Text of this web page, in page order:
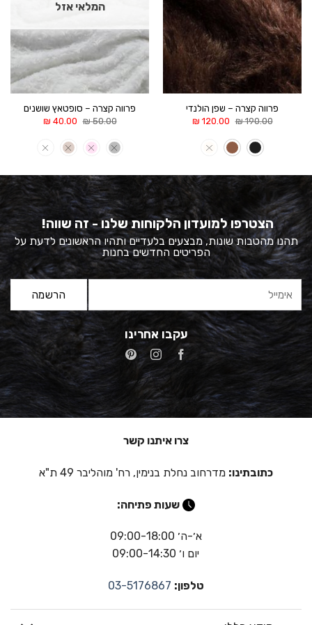
פרווה קצרה – שפן הולנדי
190.00
₪ המחיר
היה:
190.00 ₪.
120.00
₪
המלאי אזל
פרווה קצרה – סופטאץ שושנים
50.00
₪ המחיר
50.00 ₪.
40.00
₪
40.00 ₪.
הצטרפו למועדון הלקוחות שלנו - זה שווה!
תהנו מהטבות שונות, מבצעים בלעדיים ותהיו הראשונים לדעת על
הפריטים החדשים בחנות
עקבו אחרינו
צרו איתנו קשר
כתובתינו: מדרחוב נחלת בנימין, רח' מוהליבר 49 ת"א
שעות פתיחה:
א׳-ה׳ 09:00-18:00
יום ו׳ 09:00-14:30
טלפון: 03-5176867